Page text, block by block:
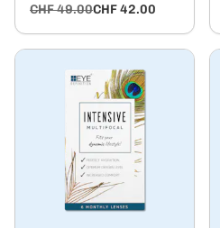
CHF 49.00CHF 42.00